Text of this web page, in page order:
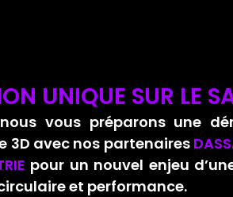
UNIQUE SUR LE
vous préparons une
3D avec nos partenaires
pour un nouvel enjeu
et performance.